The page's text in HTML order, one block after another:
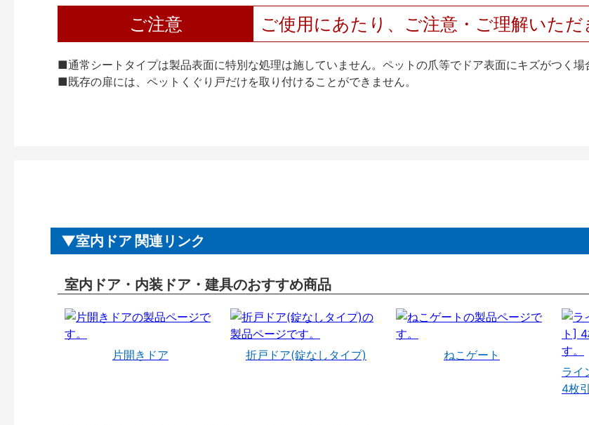
ご注意 ご使用にあたり、ご注意・ご理解いただ
■通常シートタイプは製品表面に特別な処理は施していません。ペットの爪等でドア表面にキズがつく場
■既存の扉には、ペットくぐり戸だけを取り付けることができません。
室内ドア 関連リンク
室内ドア・内装ドア・建具のおすすめ商品
片開きドア 折戸ドア(錠なしタイプ)
ねこゲート
ライ
4枚